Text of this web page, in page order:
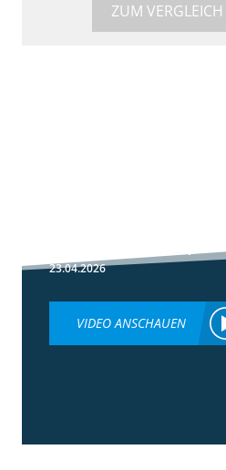
ZUM VERGLEICH
23.04.2026
VIDEO ANSCHAUEN